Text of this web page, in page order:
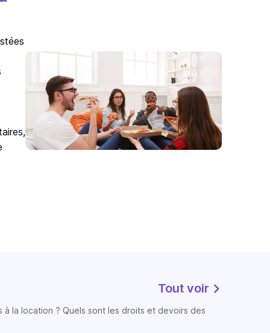
Tout voir
la location ? Quels sont les droits et devoirs des